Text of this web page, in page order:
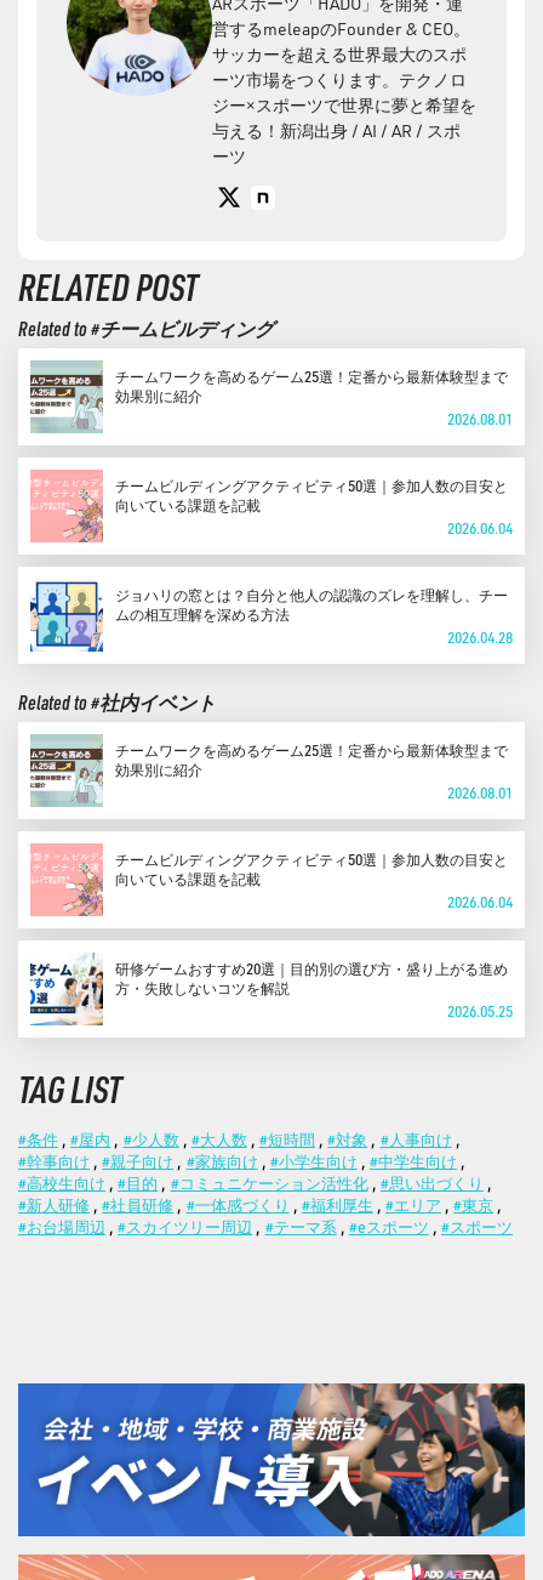
営するmeleapのFounder & CEO。
サッカーを超える世界最大のスポ
ーツ市場をつくります。テクノロ
ジー×スポーツで世界に夢と希望を
与える！新潟出身 / AI / AR / スポ
ーツ
X note
RELATED POST
Related to #チームビルディング
チームワークを高めるゲーム25選！定番から最新体験型まで
効果別に紹介
2026.08.01
チームビルディングアクティビティ50選｜参加人数の目安と
向いている課題を記載
2026.06.04
ジョハリの窓とは？自分と他人の認識のズレを理解し、チー
ムの相互理解を深める方法
2026.04.28
Related to #社内イベント
チームワークを高めるゲーム25選！定番から最新体験型まで
効果別に紹介
2026.08.01
チームビルディングアクティビティ50選｜参加人数の目安と
向いている課題を記載
2026.06.04
研修ゲームおすすめ20選｜目的別の選び方・盛り上がる進め
方・失敗しないコツを解説
2026.05.25
TAG LIST
#条件 , #屋内 , #少人数 , #大人数 , #短時間 , #対象 , #人事向け ,
#幹事向け , #親子向け , #家族向け , #小学生向け , #中学生向け ,
#高校生向け , #目的 , #コミュニケーション活性化 , #思い出づくり ,
#新人研修 , #社員研修 , #一体感づくり , #福利厚生 , #エリア , #東京 ,
#お台場周辺 , #スカイツリー周辺 , #テーマ系 , #eスポーツ , #スポーツ